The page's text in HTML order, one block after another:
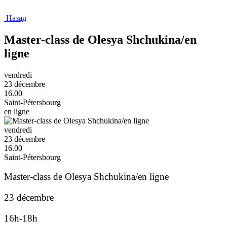
Назад
Master-class de Olesya Shchukina/en
ligne
vendredi
23 décembre
16.00
Saint-Pétersbourg
en ligne
vendredi
23 décembre
16.00
Saint-Pétersbourg
Master-class de Olesya Shchukina/en ligne
23 décembre
16h-18h